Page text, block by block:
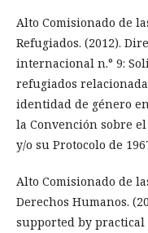
Alto Comisionado de
Refugiados. (2012).
internacional n.° 9:
refugiados
identidad de género
la Convención sobre el
y/o su Protocolo de
Alto Comisionado de
Derechos Humanos.
supported by